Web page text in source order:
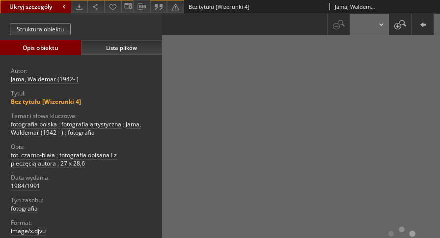
Ukryj szczegóły Bez tytułu [Wizerunki 4] Jama, Waldemar (1942- )
Struktura obiektu
Opis obiektu Lista plików
Autor:
Jama, Waldemar (1942- )
Tytuł:
Bez tytułu [Wizerunki 4]
Temat i słowa kluczowe:
fotografia polska ; fotografia artystyczna ; Jama,
Waldemar (1942 - ) ; fotografia
Opis:
fot. czarno-biała ; fotografia opisana i z
pieczęcią autora ; 27 x 28,6
Data wydania:
1984/1991
Typ zasobu:
fotografia
Format:
image/x.djvu